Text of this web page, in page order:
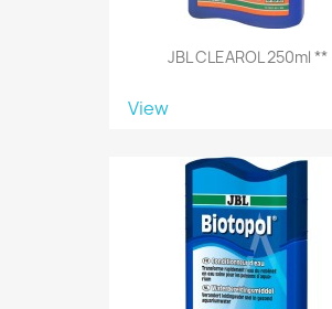
JBL CLEAROL 250ml **
View